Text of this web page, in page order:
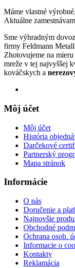
Máme vlastné
Aktuálne
Sme výhradným
firmy Feldmann
Zhotovujeme na
mreže v tej najvyššej
kováčskych a
Môj účet
Môj účet
História
Darčekové
Partnerský
Mapa stránok
Informácie
O nás
Doručenie a
Najnovšie
Obchodné
Ochrana osob.
Informacie o
Kontakty
Reklamácia